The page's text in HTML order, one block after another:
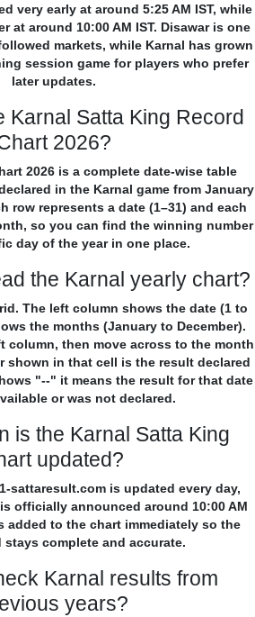
very early at around 5:25 AM IST, while
at around 10:00 AM IST. Disawar is one
markets, while Karnal has grown
session game for players who prefer
later updates.
Karnal Satta King Record
2026?
2026 is a complete date-wise table
in the Karnal game from January
row represents a date (1–31) and each
so you can find the winning number
day of the year in one place.
the Karnal yearly chart?
The left column shows the date (1 to
the months (January to December).
column, then move across to the month
shown in that cell is the result declared
"--" it means the result for that date
or was not declared.
is the Karnal Satta King
updated?
sattaresult.com is updated every day,
officially announced around 10:00 AM
added to the chart immediately so the
stays complete and accurate.
Karnal results from
years?